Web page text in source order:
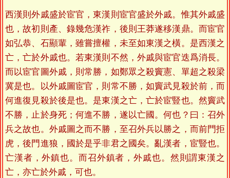
西漢則外戚盛於宦官，東漢則宦官盛於外戚。惟其外戚盛
也，故初則產、錄幾危漢祚，後則王莽遂移漢鼎。而宦官
如弘恭、石顯輩，雖嘗擅權，未至如東漢之橫。是西漢之
亡，亡於外戚也。若東漢則不然，外戚與宦官迭爲消長。
而以宦官圖外戚，則常勝，如鄭眾之殺竇憲、單超之殺梁
冀是也。以外戚圖宦官，則常不勝，如竇武見殺於前，而
何進復見殺於後是也。是東漢之亡，亡於宦豎也。然竇武
不勝，止於身死；何進不勝，遂以亡國。何也？曰：召外
兵之故也。外戚圖之而不勝，至召外兵以勝之，而前門拒
虎，後門進狼，國於是乎非君之國矣。亂漢者，宦豎也。
亡漢者，外鎮也。而召外鎮者，外戚也。然則謂東漢之
亡，亦亡於外戚，可也。